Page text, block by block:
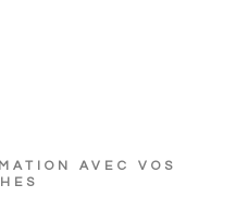
AVEC VOS